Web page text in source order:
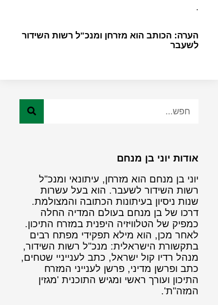
.
הערה: הכותב הוא מזרחן ומנכ"ל רשות השידור
לשעבר
אודות יוני בן מנחם
יוני בן מנחם הוא מזרחן, עיתונאי ומנכ"ל
רשות השידור לשעבר. הוא בעל עשרות
שנות ניסיון בעיתונות הכתובה והמצולמת.
דרכו של בן מנחם בעולם המדיה החלה
כמפיק של הטלוויזיה היפנית במזרח התיכון.
לאחר מכן, הוא מילא תפקידי מפתח רבים
בתקשורת הישראלית: מנכ"ל רשות השידור,
מנהל רדיו קול ישראל, כתב לענייניי שטחים,
כתב ופרשן מדיני, פרשן לענייני המזרח
התיכון ועורך ראשי ומגיש התוכנית 'מגזין
המזה"ת'.